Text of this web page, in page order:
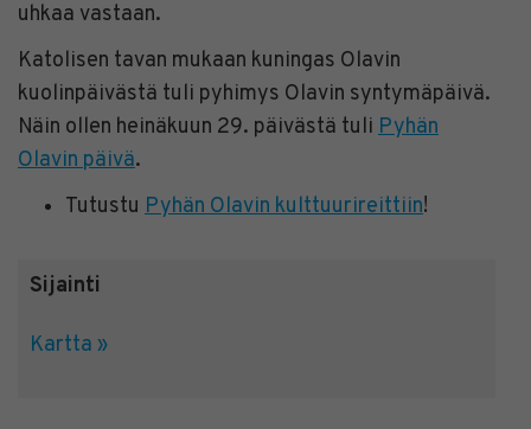
uhkaa vastaan.
Katolisen tavan mukaan kuningas Olavin
kuolinpäivästä tuli pyhimys Olavin syntymäpäivä.
Näin ollen heinäkuun 29. päivästä tuli Pyhän
Olavin päivä.
Tutustu Pyhän Olavin kulttuurireittiin!
Sijainti
Kartta »